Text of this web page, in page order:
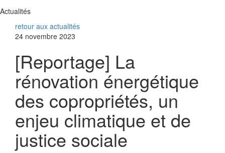
Actualités
retour aux actualités
24 novembre 2023
[Reportage] La
rénovation énergétique
des copropriétés, un
enjeu climatique et de
justice sociale